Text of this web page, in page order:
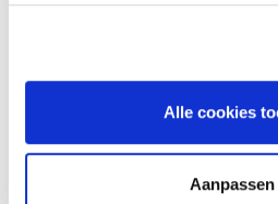
Alle cookies
Aanpassen
dorpen het besef van duurzaam
Dit terwijl de branche al een
in het energiezuiniger maken